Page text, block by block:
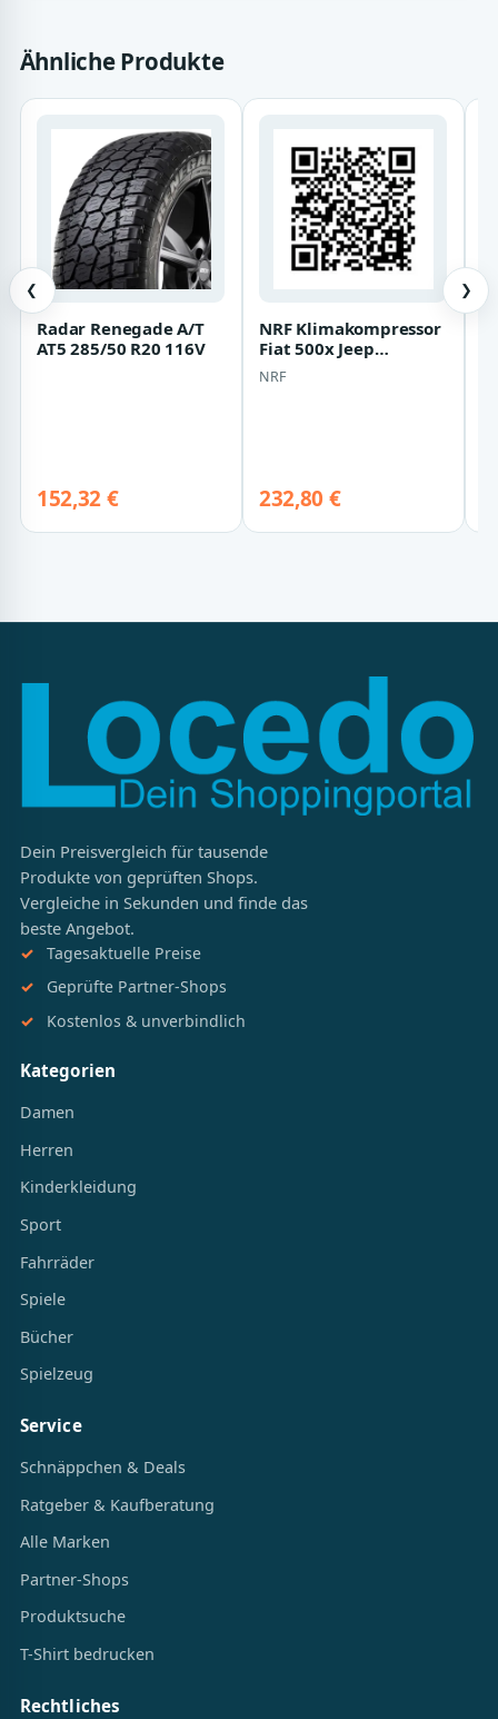
Ähnliche Produkte
❮
Radar Renegade A/T
AT5 285/50 R20 116V
152,32 €
NRF Klimakompressor
Fiat 500x Jeep
Renegade
NRF
232,80 €
❯
Dein Preisvergleich für tausende
Produkte von geprüften Shops.
Vergleiche in Sekunden und finde das
beste Angebot.
Tagesaktuelle Preise
Geprüfte Partner-Shops
Kostenlos & unverbindlich
Kategorien
Damen
Herren
Kinderkleidung
Sport
Fahrräder
Spiele
Bücher
Spielzeug
Service
Schnäppchen & Deals
Ratgeber & Kaufberatung
Alle Marken
Partner-Shops
Produktsuche
T-Shirt bedrucken
Rechtliches